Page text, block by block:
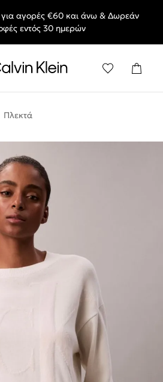
styles, στις τιμές που θες.
αγορές €60 και άνω & Δωρεάν
εντός 30 ημερών
Πλεκτά